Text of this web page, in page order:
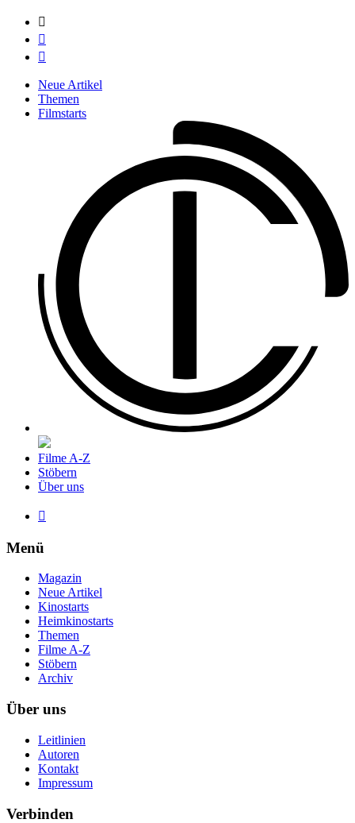



Neue Artikel
Themen
Filmstarts
Filme A-Z
Stöbern
Über uns

Menü
Magazin
Neue Artikel
Kinostarts
Heimkinostarts
Themen
Filme A-Z
Stöbern
Archiv
Über uns
Leitlinien
Autoren
Kontakt
Impressum
Verbinden